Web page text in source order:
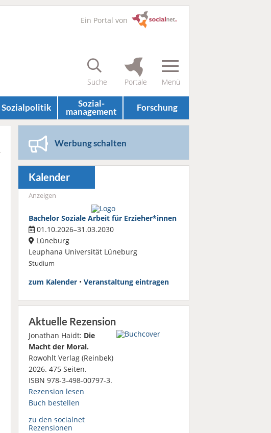
Ein Portal von
Sozial­politik Sozial­
management Forschung
Werbung schalten
Kalender
Anzeigen
Bachelor Soziale Arbeit für Erzieher*innen
01.10.2026–31.03.2030
Lüneburg
Leuphana Universität Lüneburg
Studium
zum Kalender• Veranstaltung eintragen
Aktuelle Rezension
Jonathan Haidt: Die
Macht der Moral.
Rowohlt Verlag (Reinbek)
2026. 475 Seiten.
ISBN 978-3-498-00797-3.
Rezension lesen
Buch bestellen
zu den socialnet
Rezensionen